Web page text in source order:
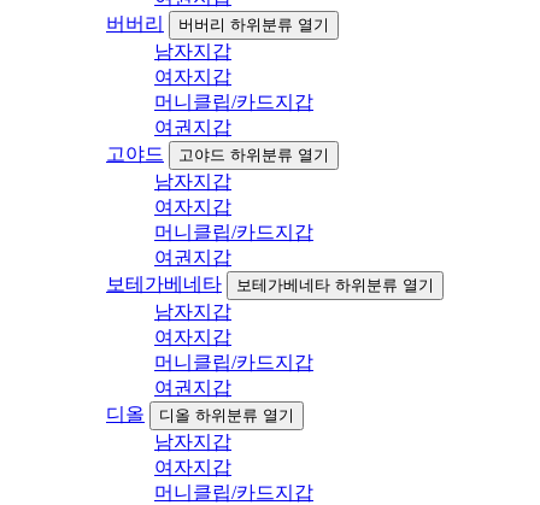
버버리
버버리 하위분류 열기
남자지갑
여자지갑
머니클립/카드지갑
여권지갑
고야드
고야드 하위분류 열기
남자지갑
여자지갑
머니클립/카드지갑
여권지갑
보테가베네타
보테가베네타 하위분류 열기
남자지갑
여자지갑
머니클립/카드지갑
여권지갑
디올
디올 하위분류 열기
남자지갑
여자지갑
머니클립/카드지갑